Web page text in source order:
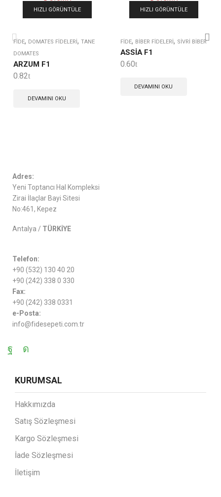
YOK
HIZLI GÖRÜNTÜLE
FIDE, DOMATES FIDELERI , TANE
DOMATES
ARZUM F1
0.82
DEVAMINI OKU
YOK
HIZLI GÖRÜNTÜLE
FIDE, BIBER FIDELERI , SIVRI BIBER
ASSİA F1
0.60
DEVAMINI OKU
Adres:
Yeni Toptancı Hal Kompleksi
Zirai İlaçlar Bayi Sitesi
No:461, Kepez
Antalya / TÜRKİYE
Telefon:
+90 (532) 130 40 20
+90 (242) 338 0 330
Fax:
+90 (242) 338 0331
e-Posta:
info@fidesepeti.com.tr
KURUMSAL
Hakkımızda
Satış Sözleşmesi
Kargo Sözleşmesi
İade Sözleşmesi
İletişim